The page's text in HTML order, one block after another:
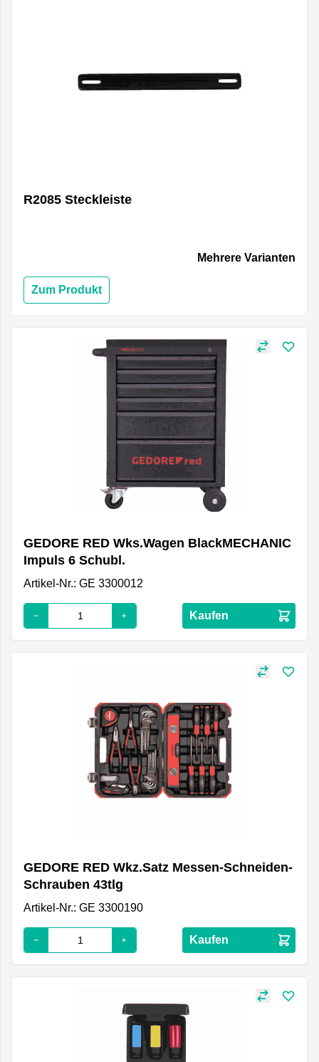
R2085 Steckleiste
Mehrere Varianten
Zum Produkt
GEDORE RED Wks.Wagen BlackMECHANIC
Impuls 6 Schubl.
Artikel-Nr.: GE 3300012
Kaufen
GEDORE RED Wkz.Satz Messen-Schneiden-
Schrauben 43tlg
Artikel-Nr.: GE 3300190
Kaufen